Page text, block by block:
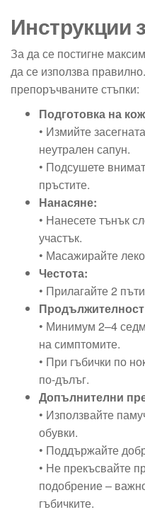
Инструкции
За да се постигне
да се използва
препоръчваните стъпки:
Подготовка на
• Измийте
неутрален сапун.
• Подсушете
пръстите.
Нанасяне:
• Нанесете тънък
участък.
• Масажирайте
Честота:
• Прилагайте 2
• Минимум 2–4
на симптомите.
• При гъбички по
по-дълъг.
Допълнителни
• Използвайте
обувки.
• Поддържайте
• Не прекъсвайте
подобрение –
гъбичките.